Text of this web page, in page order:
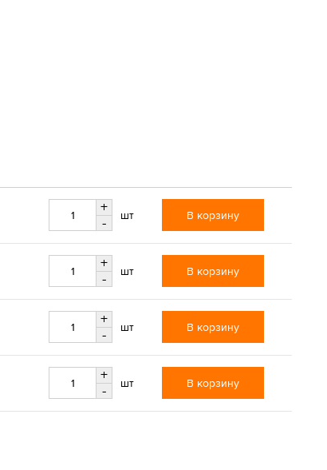
+
-
шт В корзину
+
-
шт В корзину
+
-
шт В корзину
+
-
шт В корзину